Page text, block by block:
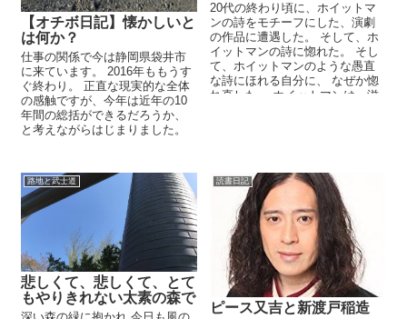
【オチボ日記】懐かしいと
は何か？
仕事の関係で今は静岡県袋井市
に来ています。 2016年ももうす
ぐ終わり。 正直な現実的な全体
の感触ですが、今年は近年の10
年間の総括ができるだろうか、
と考えながらはじまりました。
20代の終わり頃に、ホイットマ
ンの詩をモチーフにした、演劇
の作品に遭遇した。 そして、ホ
イットマンの詩に惚れた。 そし
て、ホイットマンのような愚直
な詩にほれる自分に、 なぜか惚
れ直した。 ホイットマンは、滋
路地と武士道
悲しくて、悲しくて、とて
もやりきれない太素の森で
読書日記
ピース又吉と新渡戸稲造